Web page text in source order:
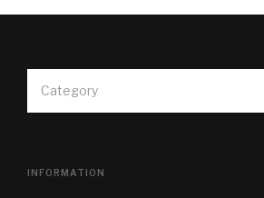
Category
INFORMATION